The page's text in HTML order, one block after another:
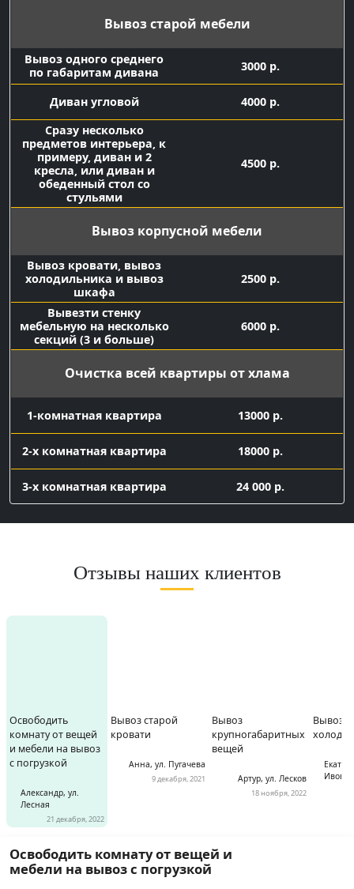
Вывоз старой мебели
Вывоз одного среднего
по габаритам дивана
3000 р.
Диван угловой
4000 р.
Сразу несколько
предметов интерьера, к
примеру, диван и 2
кресла, или диван и
обеденный стол со
стульями
4500 р.
Вывоз корпусной мебели
Вывоз кровати, вывоз
холодильника и вывоз
шкафа
2500 р.
Вывезти стенку
мебельную на несколько
секций (3 и больше)
6000 р.
Очистка всей квартиры от хлама
1-комнатная квартира 13000 р.
2-х комнатная квартира 18000 р.
3-х комнатная квартира 24 000 р.
Вывоз мелкого хлама
контейнер 8 куб с
погрузкой
16 000 р.
Заказ газели 7 куб с погрузкой
Снятие обоев
6 000 р.
2 комнаты
3 комнаты
Отзывы наших клиентов
Освободить комнату от вещей и
мебели на вывоз с погрузкой
Освободить
комнату от вещей
и мебели на вывоз
с погрузкой
Александр, ул.
Лесная
21 декабря, 2022
Вывоз старой
кровати
Анна, ул. Пугачева
9 декабря, 2021
Вывоз
крупногабаритных
вещей
Артур, ул. Лесков
18 ноября, 2022
Вывоз
Ивовая